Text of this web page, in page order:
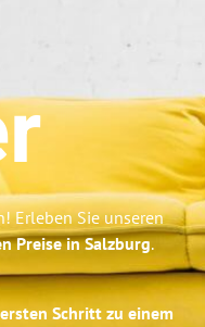
Erleben Sie unseren
Preise in Salzburg.
Schritt zu einem